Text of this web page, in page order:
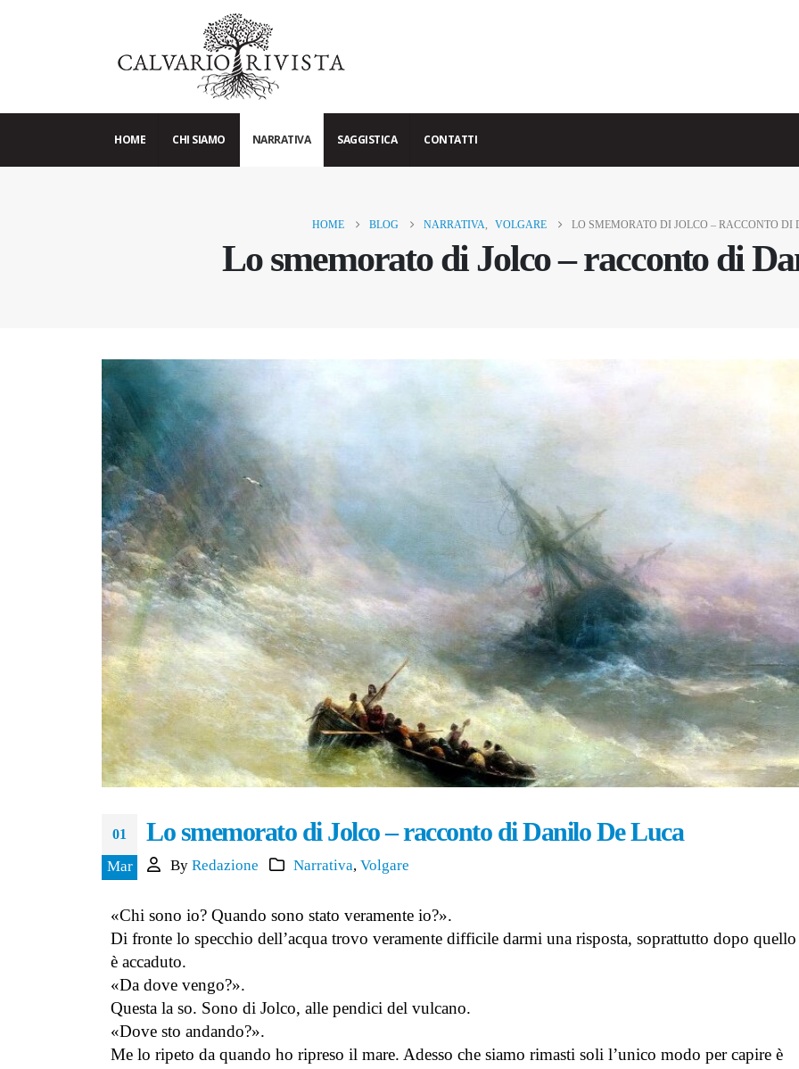
HOME CHI SIAMO NARRATIVA SAGGISTICA CONTATTI
HOME BLOG NARRATIVA, VOLGARE LO SMEMORATO DI JOLCO – RACCONTO
Lo smemorato di Jolco – racconto di
01
Mar
Lo smemorato di Jolco – racconto di Danilo De Luca
By Redazione Narrativa,Volgare
«Chi sono io? Quando sono stato veramente io?».
Di fronte lo specchio dell’acqua trovo veramente difficile darmi una risposta, soprattutto dopo quello
è accaduto.
«Da dove vengo?».
Questa la so. Sono di Jolco, alle pendici del vulcano.
«Dove sto andando?».
Me lo ripeto da quando ho ripreso il mare. Adesso che siamo rimasti soli l’unico modo per capire è
Senza chiavistelli – racconto di
Desiree Ceccarelli
2 Agosto 2026
La domanda – racconto di
Le Cronache di Pontepiccolo –
racconto di Daniela Montella
La letteratura del meraviglioso:
Calvario in dialogo con Yorick
Fantasy Magazine
15 Giugno 2026
dell’esistenza nella Napoli del
1799 – articolo di Claudio Aorta
24 Maggio 2026
Senza chiavistelli –
Desiree Ceccarelli
2 Agosto 2026
La domanda –